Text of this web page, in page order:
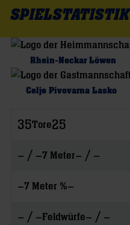
SPIELSTATISTIK
Rhein-Neckar Löwen
Celje Pivovarna Lasko
35Tore25
– / –7 Meter– / –
–7 Meter %–
– / –Feldwürfe– / –